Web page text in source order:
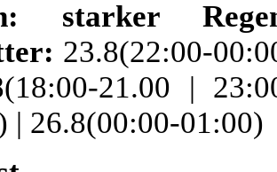
starker
23.8(22:00-
21.00 |
| 26.8(00:00-01:00)